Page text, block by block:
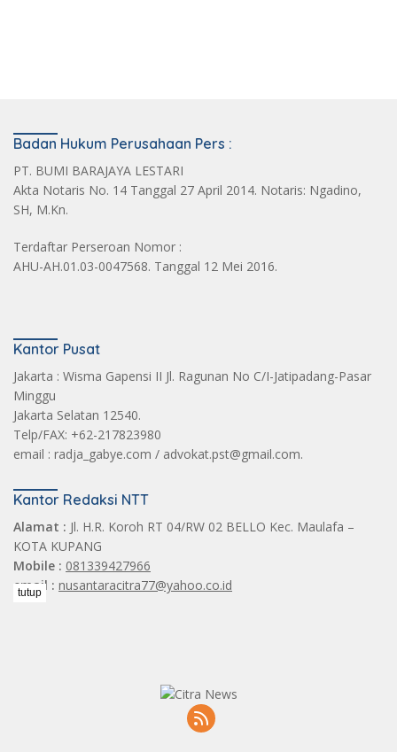
Badan Hukum Perusahaan Pers :
PT. BUMI BARAJAYA LESTARI
Akta Notaris No. 14 Tanggal 27 April 2014. Notaris: Ngadino,
SH, M.Kn.
Terdaftar Perseroan Nomor :
AHU-AH.01.03-0047568. Tanggal 12 Mei 2016.
Kantor Pusat
Jakarta : Wisma Gapensi II Jl. Ragunan No C/I-Jatipadang-Pasar
Minggu
Jakarta Selatan 12540.
Telp/FAX: +62-217823980
email : radja_gabye.com / advokat.pst@gmail.com.
Kantor Redaksi NTT
Alamat : Jl. H.R. Koroh RT 04/RW 02 BELLO Kec. Maulafa –
KOTA KUPANG
Mobile : 081339427966
email : nusantaracitra77@yahoo.co.id
tutup